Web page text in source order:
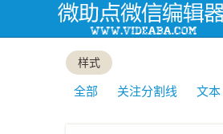
样式
全部 关注分割线 文本